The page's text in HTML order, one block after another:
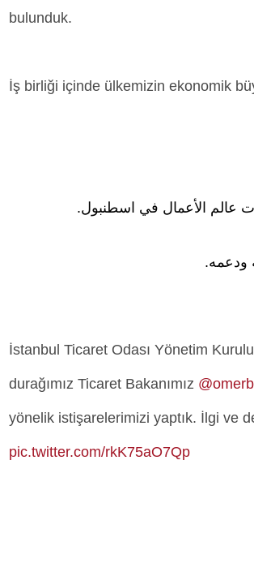
bulunduk.
İş birliği içinde ülkemizin ekonomik
عالم الأعمال في اسطنبول.
ودعمه.
İstanbul Ticaret Odası Yönetim
durağımız Ticaret Bakanımız
yönelik istişarelerimizi yaptık. İlgi ve
pic.twitter.com/rkK75aO7Qp